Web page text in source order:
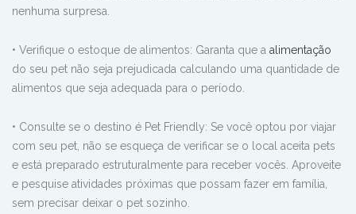
nenhuma surpresa.
• Verifique o estoque de alimentos: Garanta que a alimentação
do seu pet não seja prejudicada calculando uma quantidade de
alimentos que seja adequada para o período.
• Consulte se o destino é Pet Friendly: Se você optou por viajar
com seu pet, não se esqueça de verificar se o local aceita pets
e está preparado estruturalmente para receber vocês. Aproveite
e pesquise atividades próximas que possam fazer em família,
sem precisar deixar o pet sozinho.